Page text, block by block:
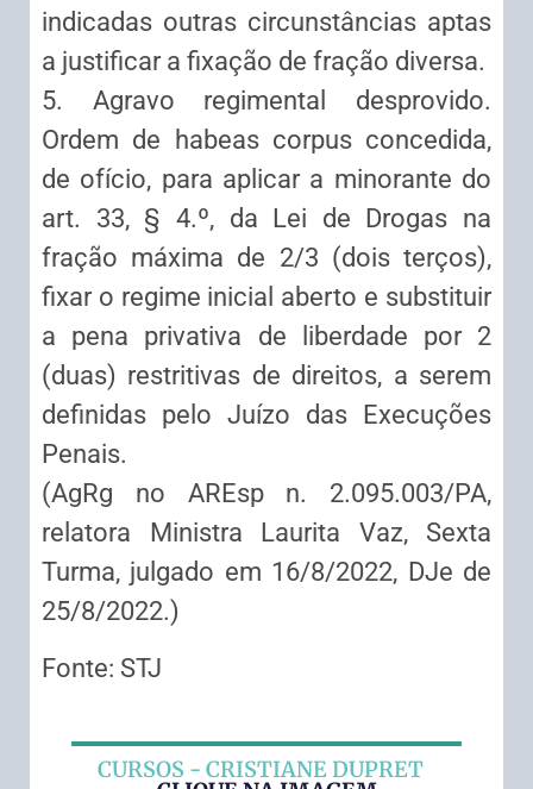
indicadas outras circunstâncias aptas
a justificar a fixação de fração diversa.
5. Agravo regimental desprovido.
Ordem de habeas corpus concedida,
de ofício, para aplicar a minorante do
art. 33, § 4.º, da Lei de Drogas na
fração máxima de 2/3 (dois terços),
fixar o regime inicial aberto e substituir
a pena privativa de liberdade por 2
(duas) restritivas de direitos, a serem
definidas pelo Juízo das Execuções
Penais.
(AgRg no AREsp n. 2.095.003/PA,
relatora Ministra Laurita Vaz, Sexta
Turma, julgado em 16/8/2022, DJe de
25/8/2022.)
Fonte: STJ
CURSOS - CRISTIANE DUPRET